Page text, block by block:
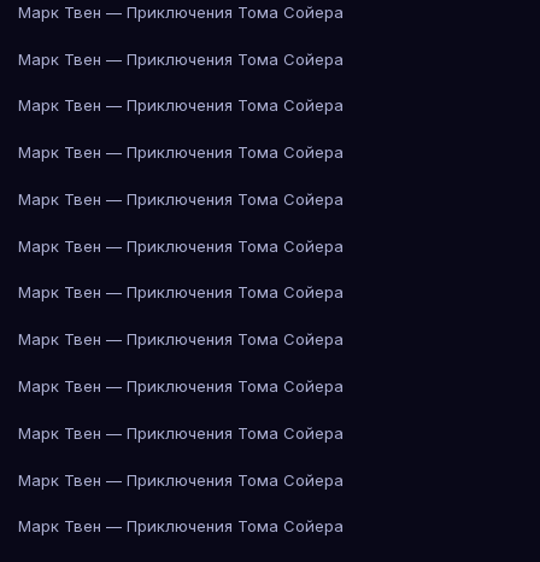
Марк Твен — Приключения Тома Сойера
Марк Твен — Приключения Тома Сойера
Марк Твен — Приключения Тома Сойера
Марк Твен — Приключения Тома Сойера
Марк Твен — Приключения Тома Сойера
Марк Твен — Приключения Тома Сойера
Марк Твен — Приключения Тома Сойера
Марк Твен — Приключения Тома Сойера
Марк Твен — Приключения Тома Сойера
Марк Твен — Приключения Тома Сойера
Марк Твен — Приключения Тома Сойера
Марк Твен — Приключения Тома Сойера